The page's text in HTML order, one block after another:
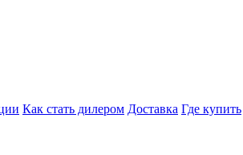
Как стать дилером Доставка Где купить